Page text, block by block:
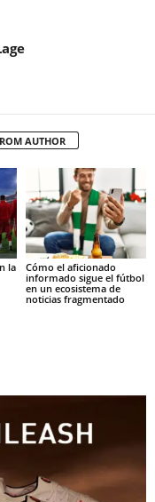
AUTHOR
la
Cómo el aficionado
informado sigue el fútbol
en un ecosistema de
noticias fragmentado